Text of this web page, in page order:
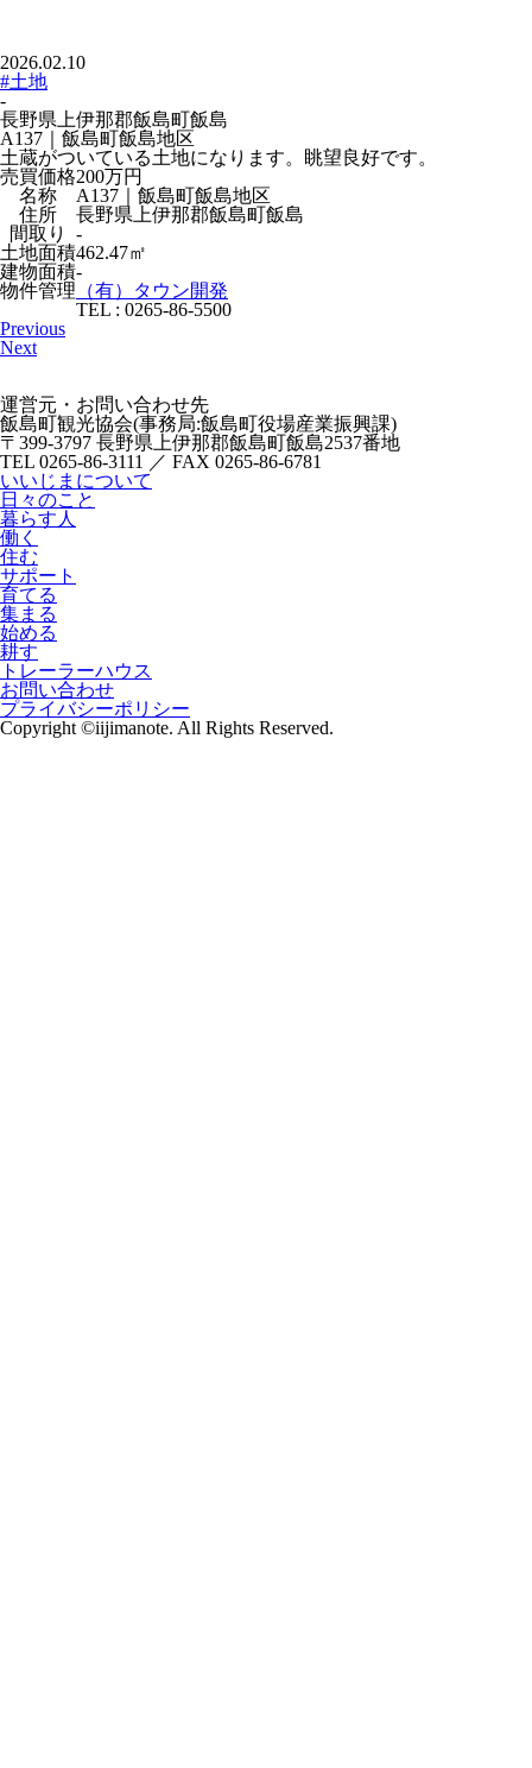
2026.02.10
#土地
-
長野県上伊那郡飯島町飯島
A137｜飯島町飯島地区
土蔵がついている土地になります。眺望良好です。
売買価格200万円
名称
A137｜飯島町飯島地区
住所
長野県上伊那郡飯島町飯島
間取り
-
土地面積462.47㎡
建物面積-
物件管理 （有）タウン開発
TEL : 0265-86-5500
Previous
Next
運営元・お問い合わせ先
飯島町観光協会(事務局:飯島町役場産業振興課)
〒399-3797 長野県上伊那郡飯島町飯島2537番地
TEL 0265-86-3111 ／ FAX 0265-86-6781
いいじまについて
日々のこと
暮らす人
働く
住む
サポート
育てる
集まる
始める
耕す
トレーラーハウス
お問い合わせ
プライバシーポリシー
Copyright ©iijimanote. All Rights Reserved.